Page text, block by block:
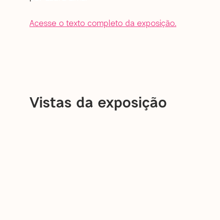
Acesse o texto completo da exposição.
Vistas da exposição